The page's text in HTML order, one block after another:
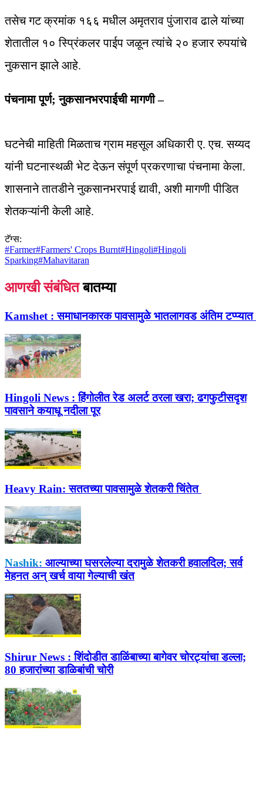
तसेच गट क्रमांक १६६ मधील अमृतराव पुंजाराव ढाले यांच्या
शेतातील १० स्प्रिंकलर पाईप जळून त्यांचे २० हजार रुपयांचे
नुकसान झाले आहे.
पंचनामा पूर्ण; नुकसानभरपाईची मागणी –
घटनेची माहिती मिळताच ग्राम महसूल अधिकारी ए. एच. सय्यद
यांनी घटनास्थळी भेट देऊन संपूर्ण प्रकरणाचा पंचनामा केला.
शासनाने तातडीने नुकसानभरपाई द्यावी, अशी मागणी पीडित
शेतकऱ्यांनी केली आहे.
टॅग्स:
#Farmer#Farmers' Crops Burnt#Hingoli#Hingoli
Sparking#Mahavitaran
आणखी संबंधित बातम्या
Kamshet : समाधानकारक पावसामुळे भातलागवड अंतिम टप्प्यात
Hingoli News : हिंगोलीत रेड अलर्ट ठरला खरा; ढगफुटीसदृश
पावसाने कयाधू नदीला पूर
Heavy Rain: सततच्या पावसामुळे शेतकरी चिंतेत
Nashik: आल्याच्या घसरलेल्या दरामुळे शेतकरी हवालदिल; सर्व
मेहनत अन् खर्च वाया गेल्याची खंत
Shirur News : शिंदोडीत डाळिंबाच्या बागेवर चोरट्यांचा डल्ला;
80 हजारांच्या डाळिबांची चोरी